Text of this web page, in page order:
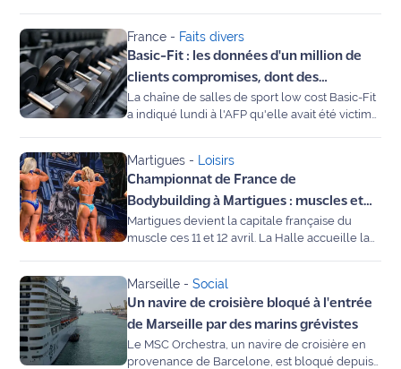
Économie
Éducation
Emploi
Environnement
Info
route
Justice
Loisirs
Météo
si le nombre de salles dans l'Hexagone reste
inférieur à d'autres pays en Europe, selon une
étude.
France - Faits divers
Basic-Fit : les données d'un million de
clients compromises, dont des
"coordonnées bancaires"
La chaîne de salles de sport low cost Basic-Fit
a indiqué lundi à l'AFP qu'elle avait été victime
comprenant notamment des "coordonnées
bancaires".
Martigues -
Loisirs
Championnat de France de
Bodybuilding à Martigues : muscles et
fitness en vedette à la Halle ce week-
end
Martigues devient la capitale française du
muscle ces 11 et 12 avril. La Halle accueille la
décrocher le titre national et une place en
équipe de France. Invité ce matin au micro de
Maritima radio, Éric Cagnard, vice-président de
la fédération, nous dévoile les coulisses de cet
événement spectaculaire.
Marseille -Social
Un navire de croisière bloqué à l'entrée
de Marseille par des marins grévistes
Le MSC Orchestra, un navire de croisière en
provenance de Barcelone, est bloqué depuis